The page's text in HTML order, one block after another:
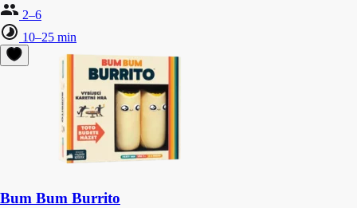
2–6
10–25 min
Bum Bum Burrito